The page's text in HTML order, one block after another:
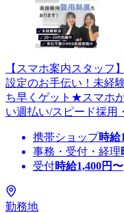
【スマホ案内スタッ
設定のお手伝い！未経
ち早くゲット★スマホ
い週払い/スピード採
携帯ショップ時給
事務・受付・経理
受付時給1,400円〜
勤務地